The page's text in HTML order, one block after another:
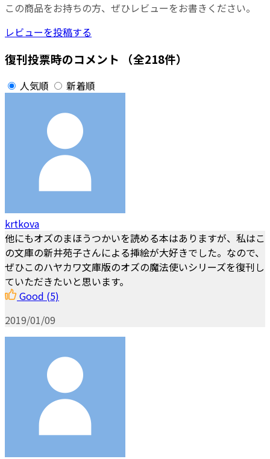
この商品をお持ちの方、ぜひレビューをお書きください。
レビューを投稿する
復刊投票時のコメント （全218件）
人気順 新着順
krtkova
他にもオズのまほうつかいを読める本はありますが、私はこ
の文庫の新井苑子さんによる挿絵が大好きでした。なので、
ぜひこのハヤカワ文庫版のオズの魔法使いシリーズを復刊し
ていただきたいと思います。
Good (5)
2019/01/09